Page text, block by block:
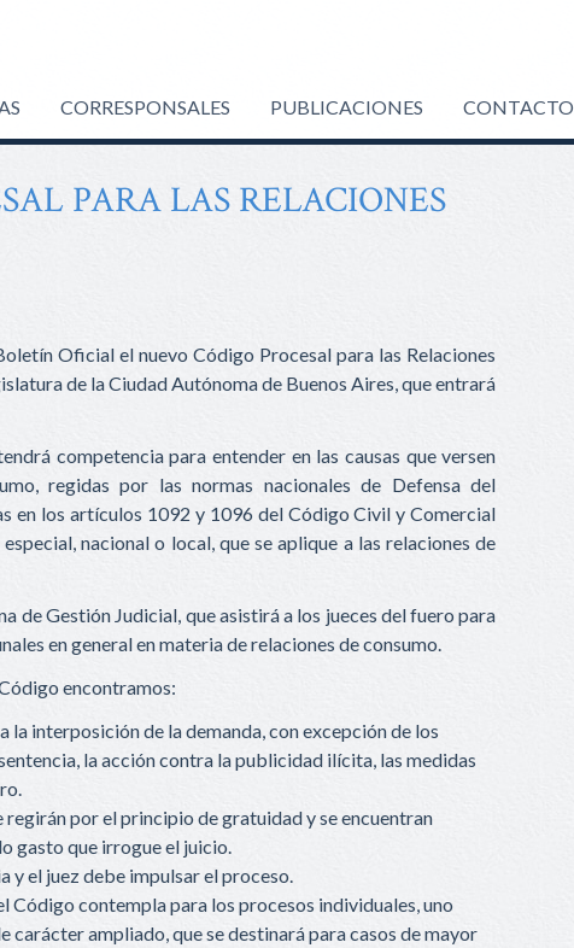
CORRESPONSALES PUBLICACIONES CONTACTO
PARA LAS RELACIONES
Oficial el nuevo Código Procesal para las Relaciones
de la Ciudad Autónoma de Buenos Aires, que entrará
competencia para entender en las causas que versen
regidas por las normas nacionales de Defensa del
en los artículos 1092 y 1096 del Código Civil y Comercial
nacional o local, que se aplique a las relaciones de
de Gestión Judicial, que asistirá a los jueces del fuero para
en general en materia de relaciones de consumo.
encontramos:
interposición de la demanda, con excepción de los
la acción contra la publicidad ilícita, las medidas
por el principio de gratuidad y se encuentran
gasto que irrogue el juicio.
y el juez debe impulsar el proceso.
Código contempla para los procesos individuales, uno
ampliado, que se destinará para casos de mayor